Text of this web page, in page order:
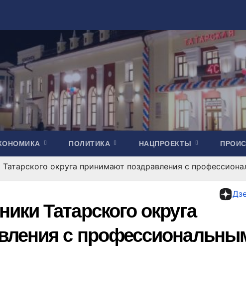
ПОЛИТИКА НАЦПРОЕКТЫ
округа принимают поздравления с
Татарского округа
с